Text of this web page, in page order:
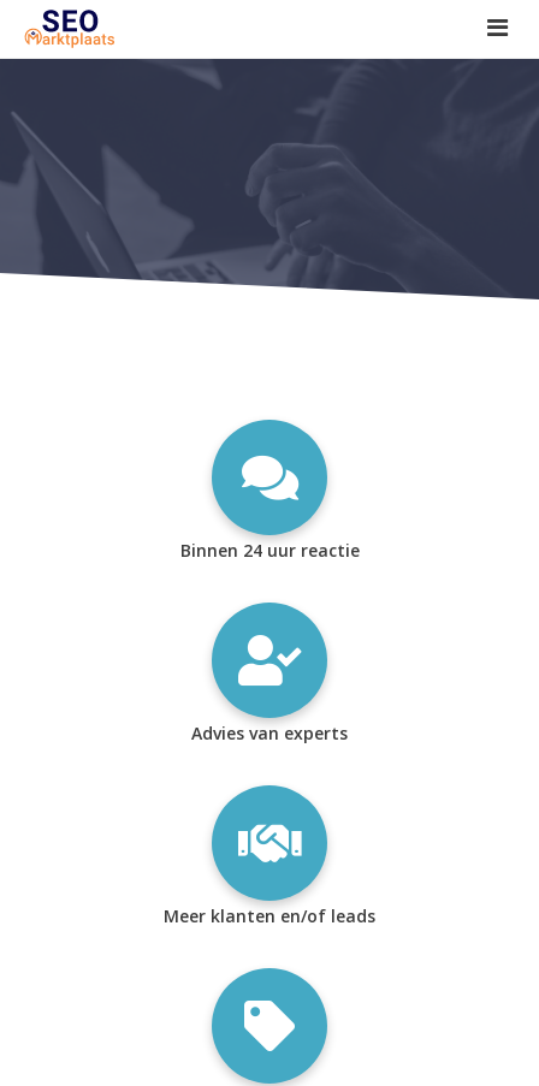
SEO tools reviews
Marketeer bij jou in de buurt?
Offerte
1. Seo voor beginners +
2. Onderzoeken +
Binnen 24 uur reactie
Advies van experts
Meer klanten en/of leads